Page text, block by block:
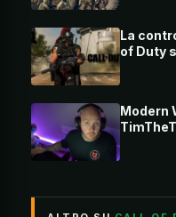
La
of Duty
Modern